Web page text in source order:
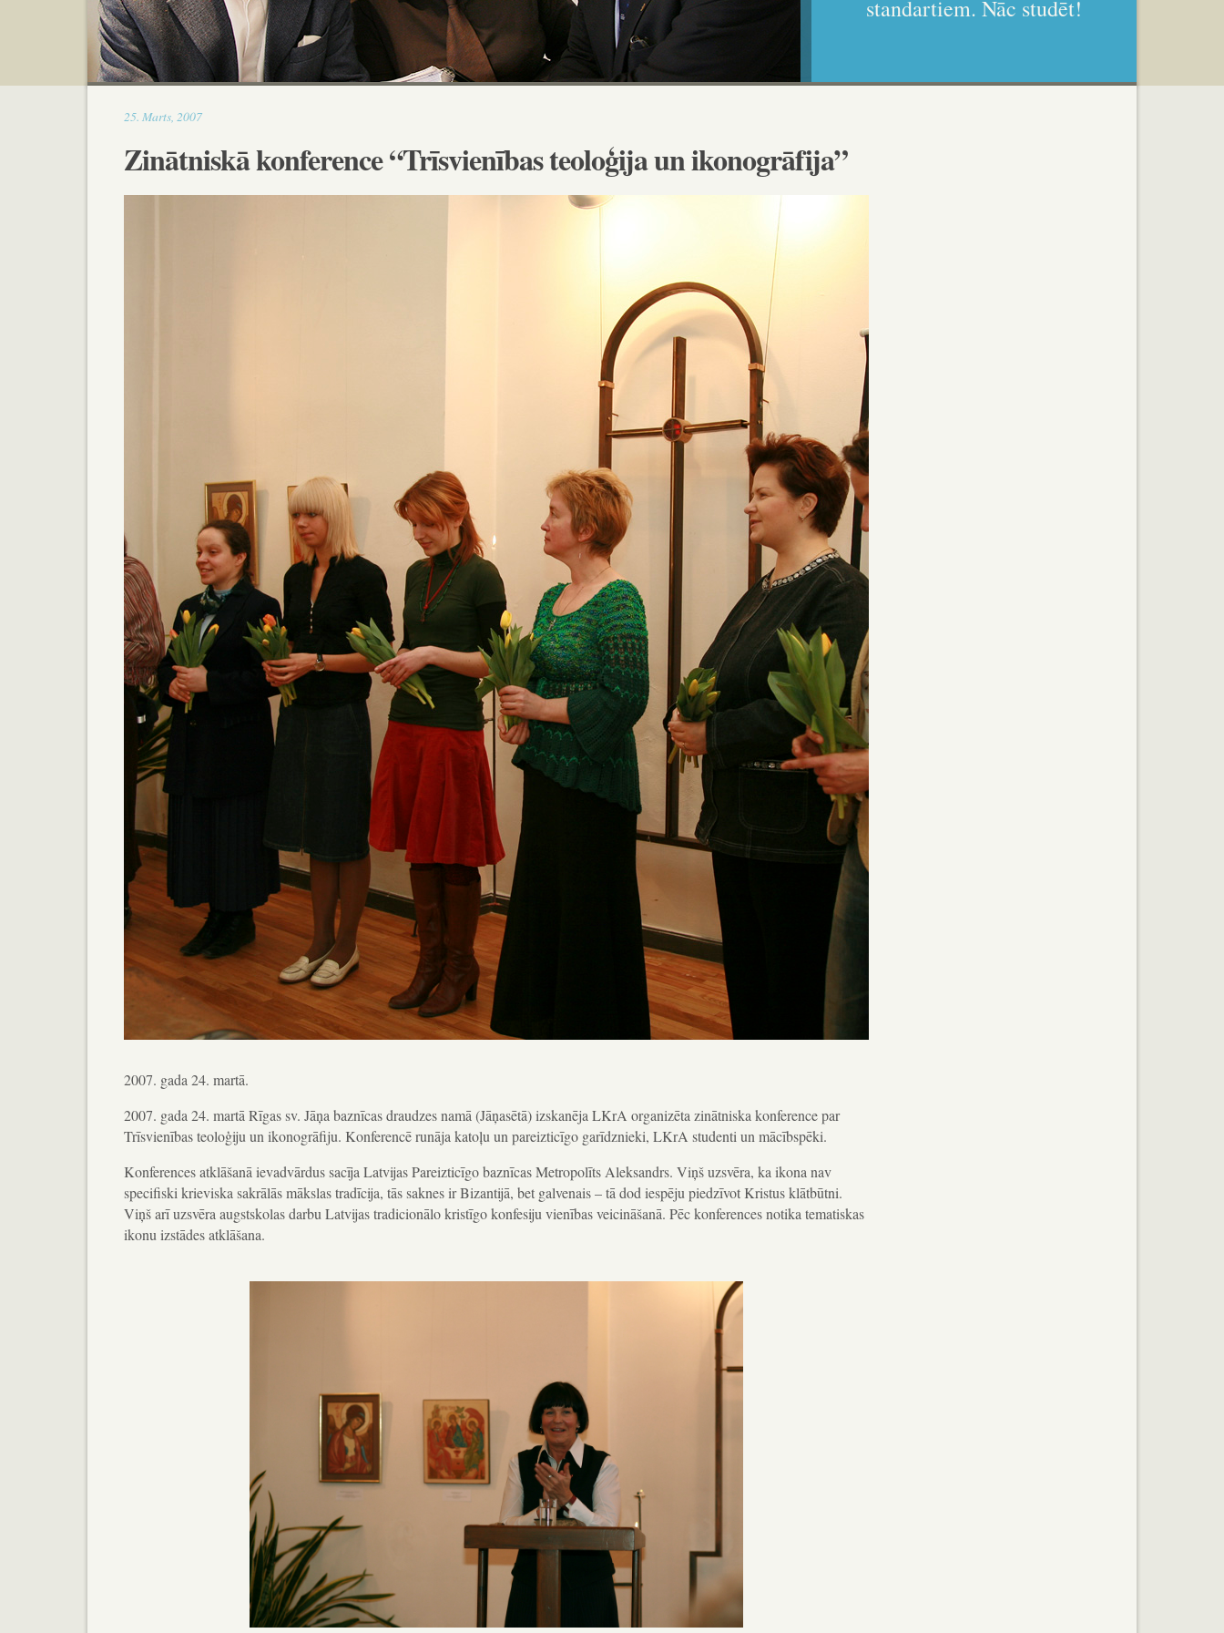
standartiem. Nāc studēt!
25.Marts,200718:40
Zinātniskā konference “Trīsvienības teoloģija un ikonogrāfija”
2007. gada 24. martā.
2007. gada 24. martā Rīgas sv. Jāņa baznīcas draudzes namā (Jāņasētā) izskanēja LKrA organizēta zinātniska konference par
Trīsvienības teoloģiju un ikonogrāfiju. Konferencē runāja katoļu un pareizticīgo garīdznieki, LKrA studenti un mācībspēki.
Konferences atklāšanā ievadvārdus sacīja Latvijas Pareizticīgo baznīcas Metropolīts Aleksandrs. Viņš uzsvēra, ka ikona nav
specifiski krieviska sakrālās mākslas tradīcija, tās saknes ir Bizantijā, bet galvenais – tā dod iespēju piedzīvot Kristus klātbūtni.
Viņš arī uzsvēra augstskolas darbu Latvijas tradicionālo kristīgo konfesiju vienības veicināšanā. Pēc konferences notika tematiskas
ikonu izstādes atklāšana.